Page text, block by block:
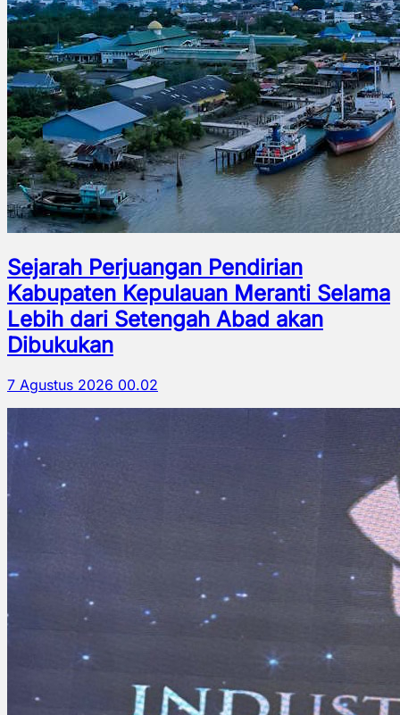
Sejarah Perjuangan Pendirian
Kabupaten Kepulauan Meranti Selama
Lebih dari Setengah Abad akan
Dibukukan
7 Agustus 2026 00.02